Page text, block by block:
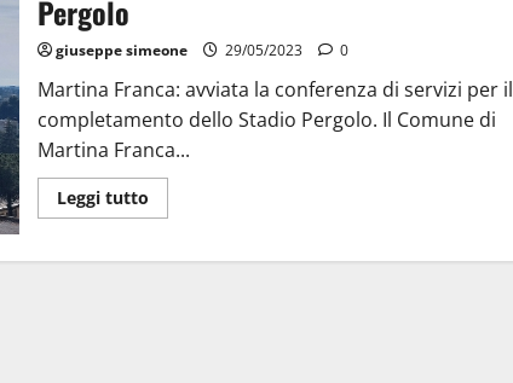
Pergolo
giuseppe simeone 29/05/2023 0
Martina Franca: avviata la conferenza di servizi per il
completamento dello Stadio Pergolo. Il Comune di
Martina Franca...
Leggi tutto